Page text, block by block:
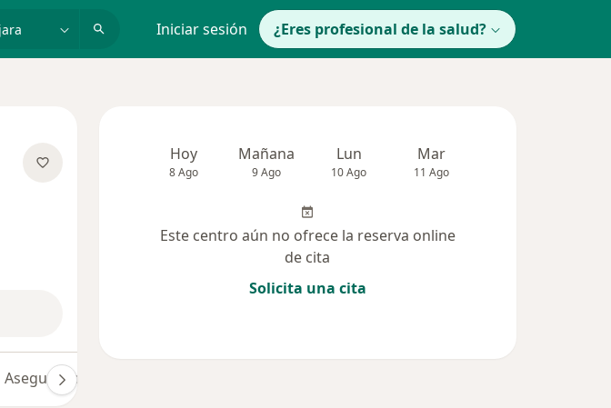
Iniciar sesión ¿Eres profesional de la salud?
Aseguradoras
Hoy
8 Ago
Mañana
9 Ago
Lun
10 Ago
Mar
11 Ago
Este centro aún no ofrece la reserva online
de cita
Solicita una cita